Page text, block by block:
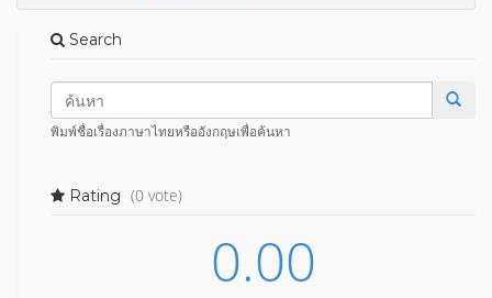
Search
พิมพ์ชื่อเรื่องภาษาไทยหรืออังกฤษเพื่อค้นหา
Rating (0 vote)
0.00